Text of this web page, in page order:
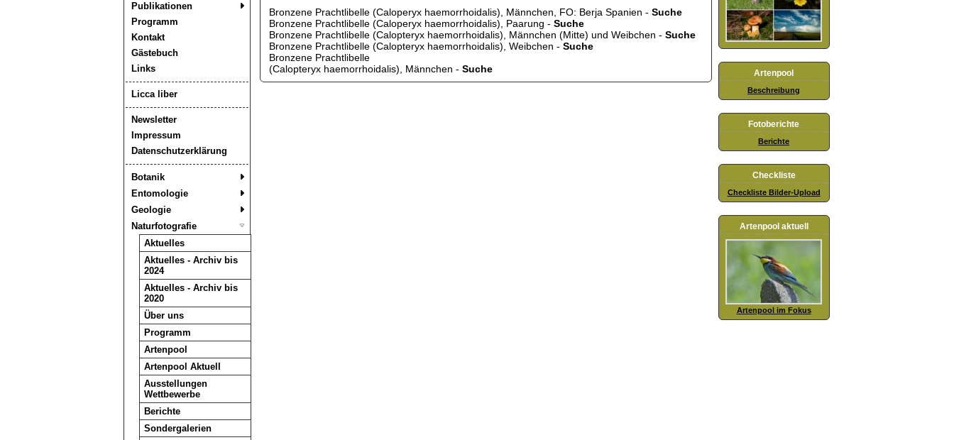
Publikationen
Programm
Kontakt
Gästebuch
Links
Licca liber
Newsletter
Impressum
Datenschutzerklärung
Botanik
Entomologie
Geologie
Naturfotografie
Aktuelles
Aktuelles - Archiv bis
2024
Aktuelles - Archiv bis
2020
Über uns
Programm
Artenpool
Artenpool Aktuell
Ausstellungen
Wettbewerbe
Berichte
Sondergalerien
Bronzene Prachtlibelle (Caloperyx haemorrhoidalis), Männchen, FO: Berja Spanien - Suche
Bronzene Prachtlibelle (Caloperyx haemorrhoidalis), Paarung - Suche
Bronzene Prachtlibelle (Calopteryx haemorrhoidalis), Männchen (Mitte) und Weibchen - Suche
Bronzene Prachtlibelle (Calopteryx haemorrhoidalis), Weibchen - Suche
Bronzene Prachtlibelle
(Calopteryx haemorrhoidalis), Männchen - Suche Artenpool
Beschreibung
Fotoberichte
Berichte
Checkliste
Checkliste Bilder-Upload
Artenpool aktuell
Artenpool im Fokus